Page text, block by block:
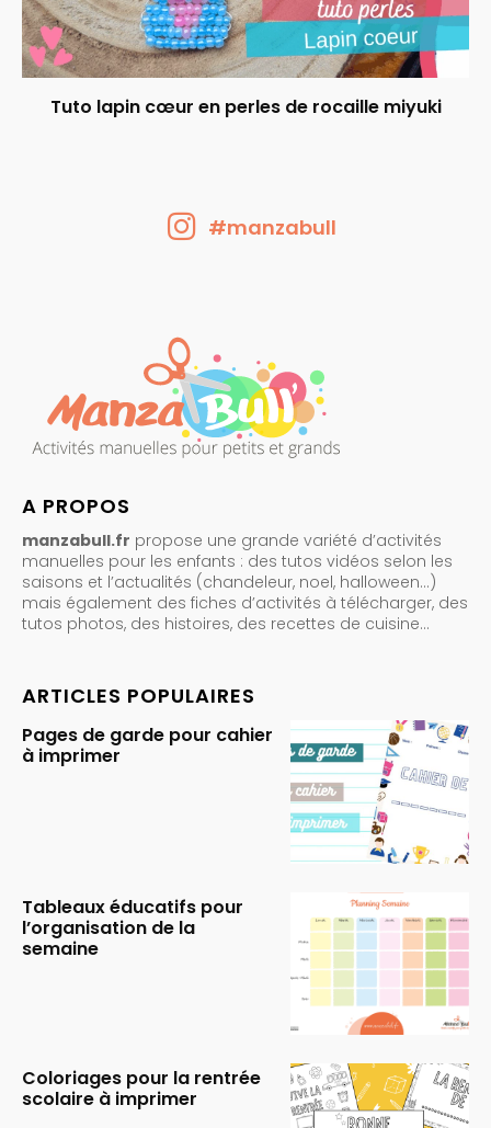
Tuto lapin cœur en perles de rocaille miyuki
#manzabull
A PROPOS
manzabull.fr propose une grande variété d’activités
manuelles pour les enfants : des tutos vidéos selon les
saisons et l’actualités (chandeleur, noel, halloween…)
mais également des fiches d’activités à télécharger, des
tutos photos, des histoires, des recettes de cuisine…
ARTICLES POPULAIRES
Pages de garde pour cahier
à imprimer
Tableaux éducatifs pour
l’organisation de la
semaine
Coloriages pour la rentrée
scolaire à imprimer